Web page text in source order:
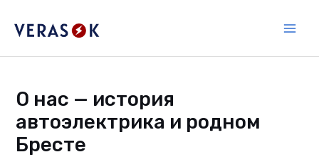
О нас — история
автоэлектрика и родном
Бресте